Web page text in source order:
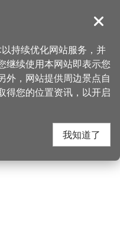
導覽
国际有限公司 (甘心乐意)
司 (甘
家
关闭
持续优化网站服务，并
继续使用本网站即表示您
外，网站提供周边景点自
得您的位置资讯，以开启
我知道了